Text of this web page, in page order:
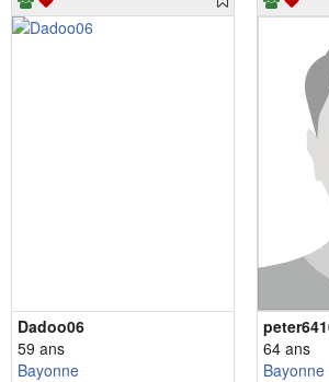
Dadoo06
59 ans
Bayonne
64 ans
Bayonne